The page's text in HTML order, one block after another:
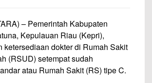
– Pemerintah Kabupaten
Kepulauan Riau (Kepri),
ketersediaan dokter di Rumah Sakit
(RSUD) setempat sudah
atau Rumah Sakit (RS) tipe C.